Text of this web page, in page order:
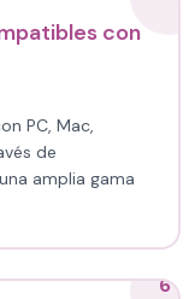
con
PC, Mac,
de
amplia gama
6